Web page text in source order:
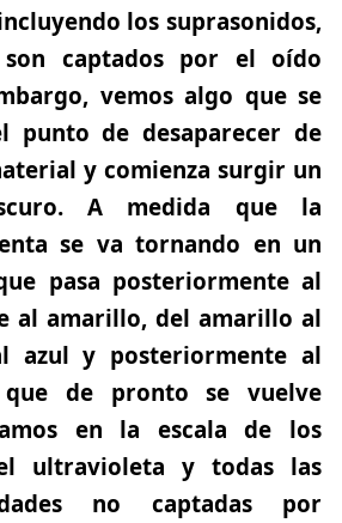
los suprasonidos,
captados por el oído
vemos algo que se
punto de desaparecer de
y comienza surgir un
A medida que la
se va tornando en un
pasa posteriormente al
al amarillo, del amarillo al
azul y posteriormente al
de pronto se vuelve
en la escala de los
ultravioleta y todas las
no captadas por